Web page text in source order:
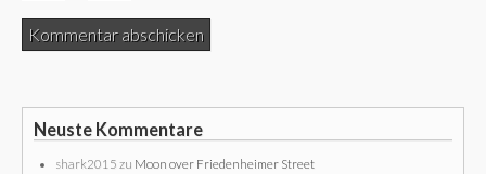
Neuste Kommentare
shark2015 zu Moon over Friedenheimer Street